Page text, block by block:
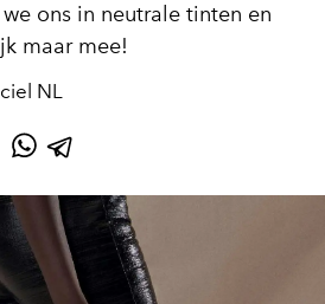
ons in neutrale tinten en
maar mee!
NL